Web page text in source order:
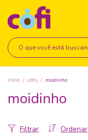
Início / cófis / moidinho
moidinho
Ordenar
Filtrar